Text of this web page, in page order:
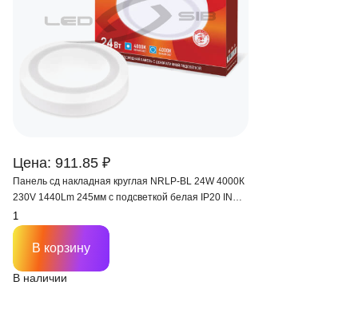
Цена: 911.85 ₽
Панель сд накладная круглая NRLP-BL 24W 4000К
230V 1440Lm 245мм с подсветкой белая IP20 IN
HOME
В наличии
В корзину